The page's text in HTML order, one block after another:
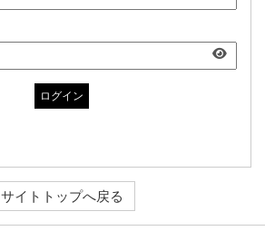
ログイン
サイトトップへ戻る